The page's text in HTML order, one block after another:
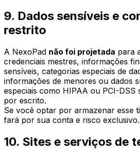
9. Dados sensíveis e
restrito
A NexoPad não foi projetada para
credenciais mestres, informações
sensíveis, categorias especiais de
informações de menores ou dados
especiais como HIPAA ou PCI-DSS
por escrito.
Se você optar por armazenar esse
fará por sua conta e risco exclusivo.
10. Sites e serviços de